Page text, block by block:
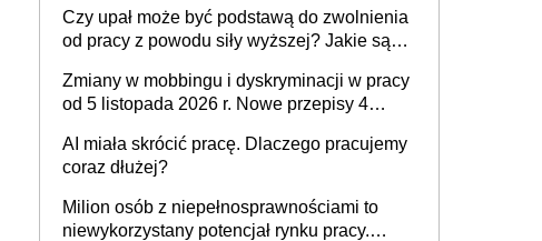
Czy upał może być podstawą do zwolnienia
od pracy z powodu siły wyższej? Jakie są
Zmiany w mobbingu i dyskryminacji w pracy
od 5 listopada 2026 r. Nowe przepisy 4
Ustaw
AI miała skrócić pracę. Dlaczego pracujemy
coraz dłużej?
Milion osób z niepełnosprawnościami to
niewykorzystany potencjał rynku pracy.